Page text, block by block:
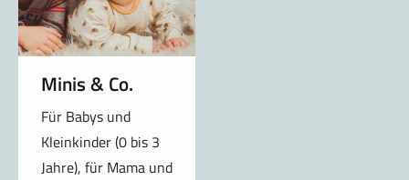
Minis & Co.
Für Babys und
Kleinkinder (0 bis 3
Jahre), für Mama und